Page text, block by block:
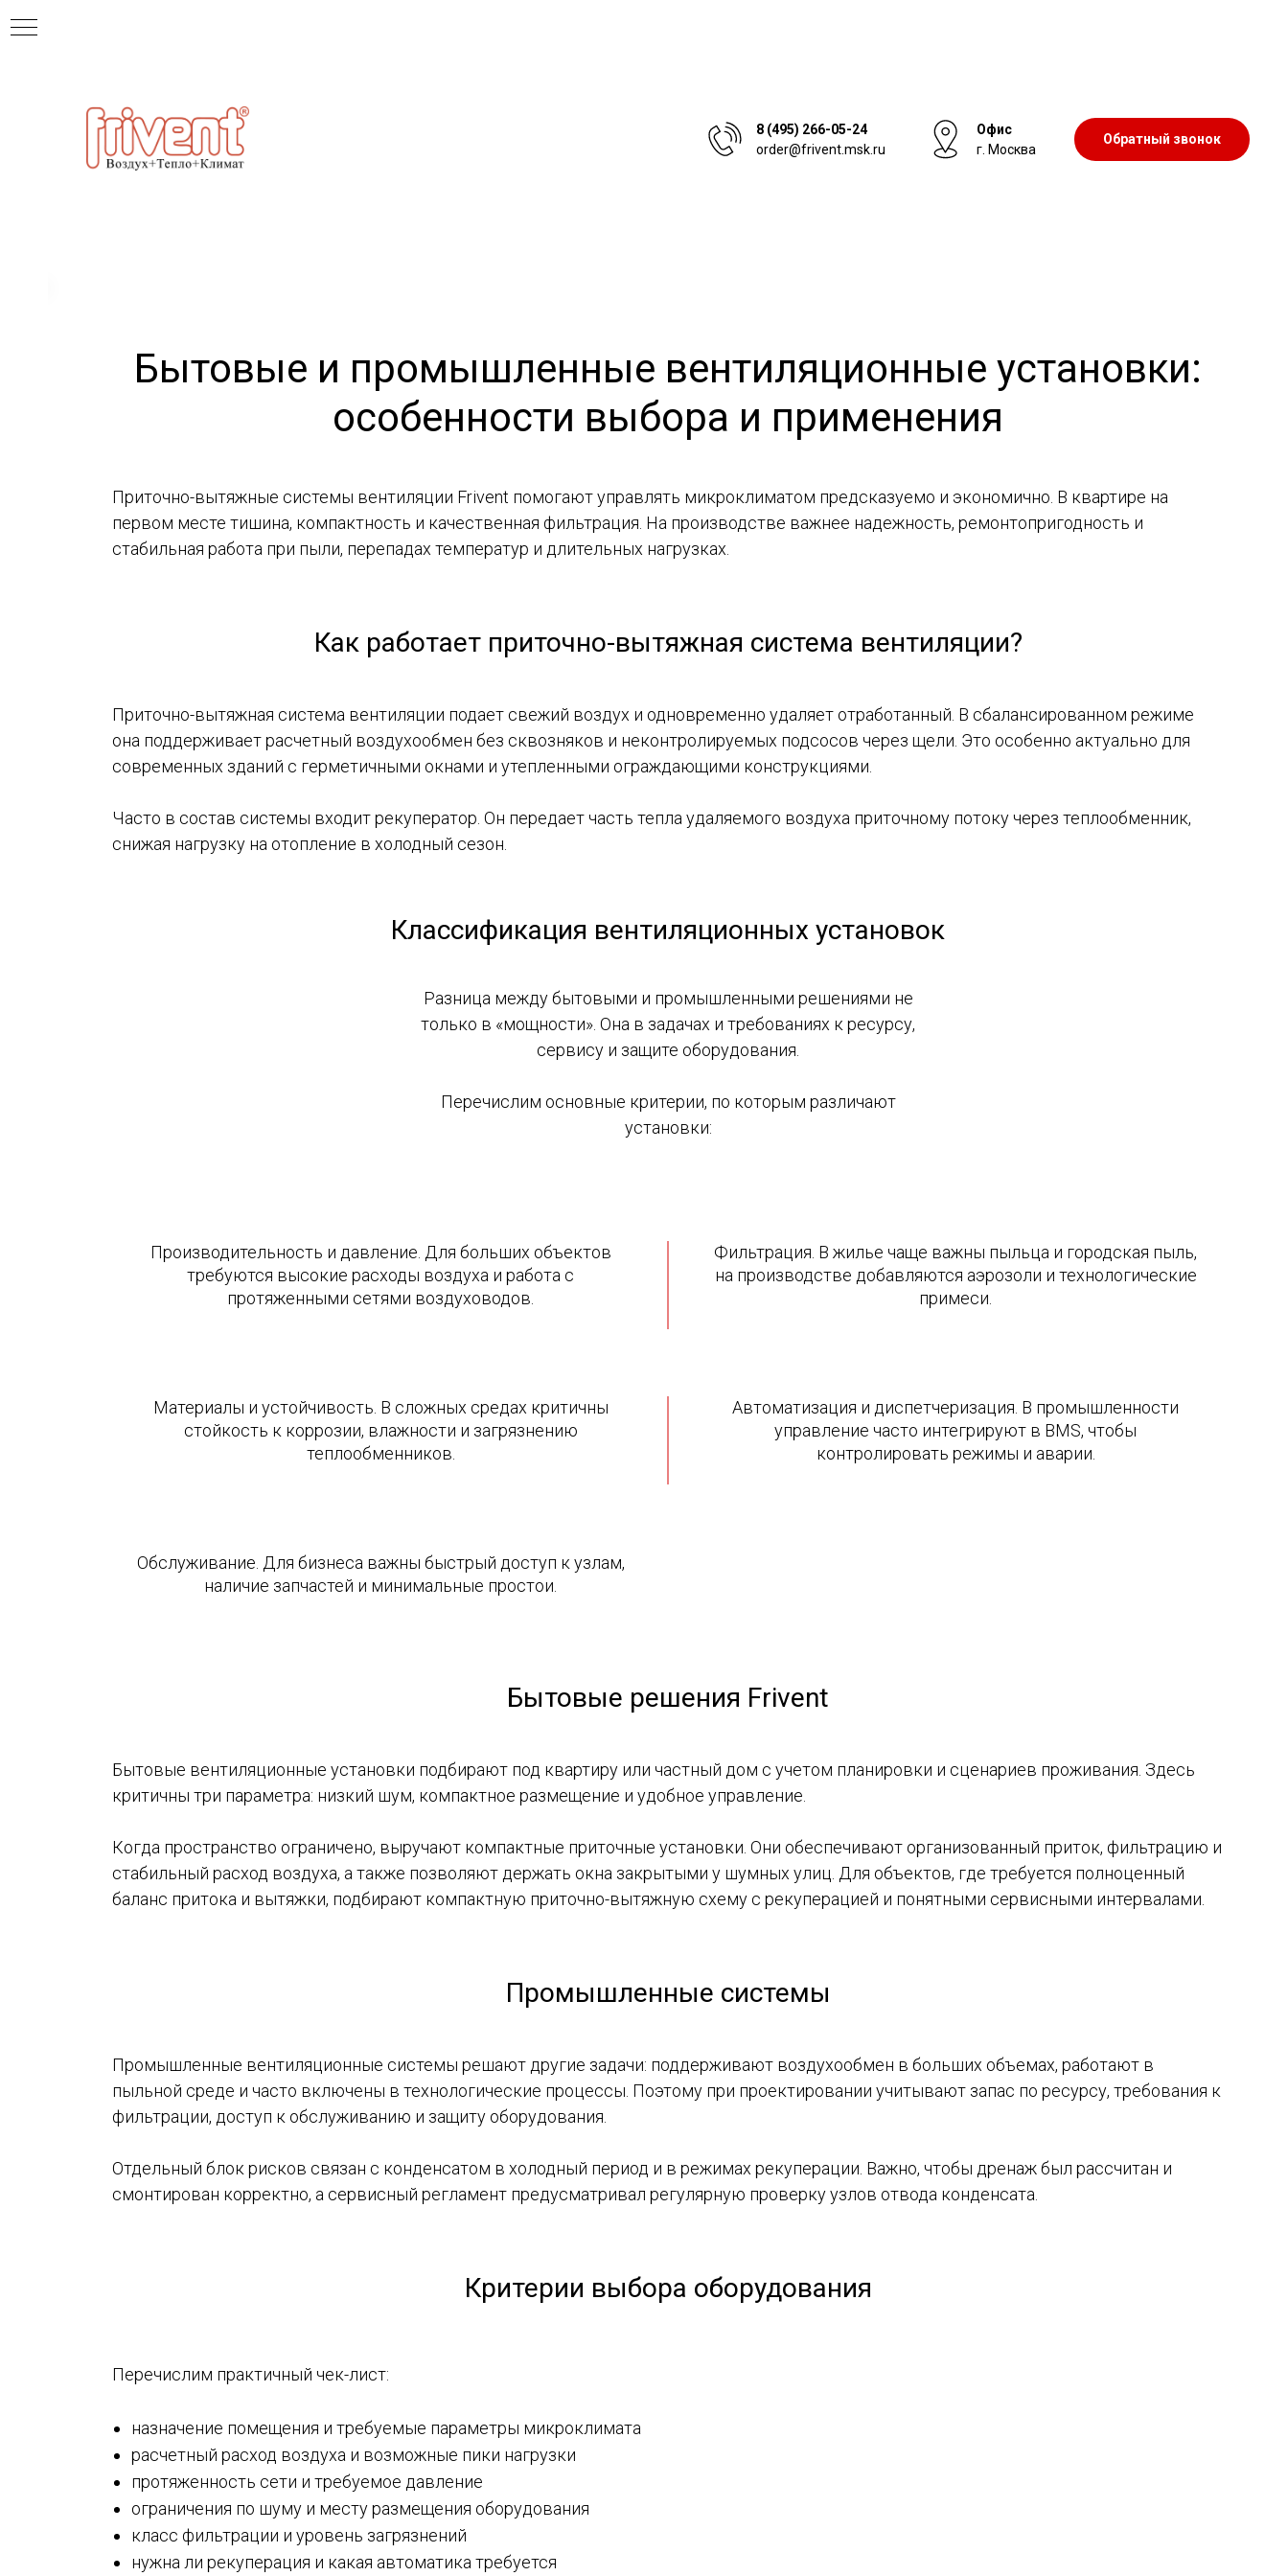
8 (495) 266-05-24
order@frivent.msk.ru
Офис
г. Москва
Обратный звонок
Бытовые и промышленные вентиляционные установки:
особенности выбора и применения
Приточно-вытяжные системы вентиляции Frivent помогают управлять микроклиматом предсказуемо и экономично. В квартире на
первом месте тишина, компактность и качественная фильтрация. На производстве важнее надежность, ремонтопригодность и
стабильная работа при пыли, перепадах температур и длительных нагрузках.
Как работает приточно-вытяжная система вентиляции?
Приточно-вытяжная система вентиляции подает свежий воздух и одновременно удаляет отработанный. В сбалансированном режиме
она поддерживает расчетный воздухообмен без сквозняков и неконтролируемых подсосов через щели. Это особенно актуально для
современных зданий с герметичными окнами и утепленными ограждающими конструкциями.
Часто в состав системы входит рекуператор. Он передает часть тепла удаляемого воздуха приточному потоку через теплообменник,
снижая нагрузку на отопление в холодный сезон.
Классификация вентиляционных установок
Разница между бытовыми и промышленными решениями не
только в «мощности». Она в задачах и требованиях к ресурсу,
сервису и защите оборудования.
Перечислим основные критерии, по которым различают
установки:
Производительность и давление. Для больших объектов
требуются высокие расходы воздуха и работа с
протяженными сетями воздуховодов.
Фильтрация. В жилье чаще важны пыльца и городская пыль,
на производстве добавляются аэрозоли и технологические
примеси.
Материалы и устойчивость. В сложных средах критичны
стойкость к коррозии, влажности и загрязнению
теплообменников.
Автоматизация и диспетчеризация. В промышленности
управление часто интегрируют в BMS, чтобы
контролировать режимы и аварии.
Обслуживание. Для бизнеса важны быстрый доступ к узлам,
наличие запчастей и минимальные простои.
Бытовые решения Frivent
Бытовые вентиляционные установки подбирают под квартиру или частный дом с учетом планировки и сценариев проживания. Здесь
критичны три параметра: низкий шум, компактное размещение и удобное управление.
Когда пространство ограничено, выручают компактные приточные установки. Они обеспечивают организованный приток, фильтрацию и
стабильный расход воздуха, а также позволяют держать окна закрытыми у шумных улиц. Для объектов, где требуется полноценный
баланс притока и вытяжки, подбирают компактную приточно-вытяжную схему с рекуперацией и понятными сервисными интервалами.
Промышленные системы
Промышленные вентиляционные системы решают другие задачи: поддерживают воздухообмен в больших объемах, работают в
пыльной среде и часто включены в технологические процессы. Поэтому при проектировании учитывают запас по ресурсу, требования к
фильтрации, доступ к обслуживанию и защиту оборудования.
Отдельный блок рисков связан с конденсатом в холодный период и в режимах рекуперации. Важно, чтобы дренаж был рассчитан и
смонтирован корректно, а сервисный регламент предусматривал регулярную проверку узлов отвода конденсата.
Критерии выбора оборудования
Перечислим практичный чек-лист:
назначение помещения и требуемые параметры микроклимата
расчетный расход воздуха и возможные пики нагрузки
протяженность сети и требуемое давление
ограничения по шуму и месту размещения оборудования
класс фильтрации и уровень загрязнений
нужна ли рекуперация и какая автоматика требуется